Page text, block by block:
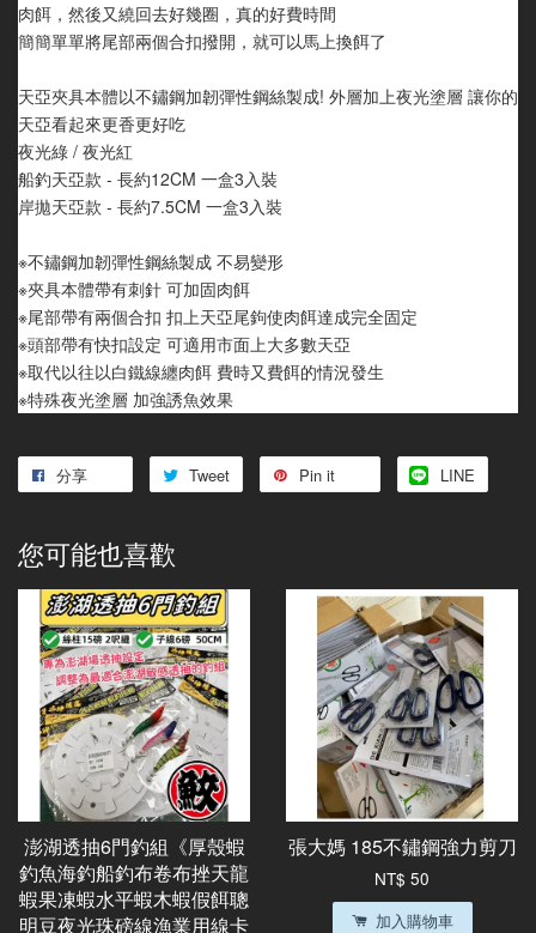
肉餌，然後又繞回去好幾圈，真的好費時間
簡簡單單將尾部兩個合扣撥開，就可以馬上換餌了
天亞夾具本體以不鏽鋼加韌彈性鋼絲製成! 外層加上夜光塗層 讓你的
天亞看起來更香更好吃
夜光綠 / 夜光紅
船釣天亞款 - 長約12CM 一盒3入裝
岸拋天亞款 - 長約7.5CM 一盒3入裝
※不鏽鋼加韌彈性鋼絲製成 不易變形
※夾具本體帶有刺針 可加固肉餌
※尾部帶有兩個合扣 扣上天亞尾鉤使肉餌達成完全固定
※頭部帶有快扣設定 可適用市面上大多數天亞
※取代以往以白鐵線纏肉餌 費時又費餌的情況發生
※特殊夜光塗層 加強誘魚效果
分享 Tweet Pin it LINE
您可能也喜歡
澎湖透抽6門釣組《厚殼蝦
釣魚海釣船釣布卷布挫天龍
蝦果凍蝦水平蝦木蝦假餌聰
明豆夜光珠磅線漁業用線卡
張大媽 185不鏽鋼強力剪刀
NT$ 50
加入購物車